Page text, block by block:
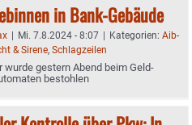
in Bank-Gebäude
| Mi. 7.8.2024 - 8:07 | Kategorien: Aib-
& Sirene, Schlagzeilen
wurde gestern Abend beim Geld-
bestohlen